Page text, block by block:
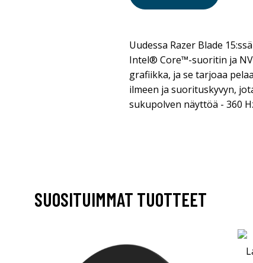
Uudessa Razer Blade
Intel® Core™-suoritin ja
grafiikka, ja se tarjoaa
ilmeen ja suorituskyvyn,
sukupolven näyttöä - 360
SUOSITUIMMAT TUOTTEET